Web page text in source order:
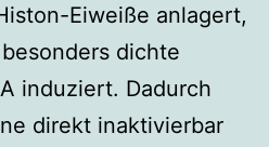
Eiweiße anlagert,
dichte
induziert. Dadurch
direkt inaktivierbar